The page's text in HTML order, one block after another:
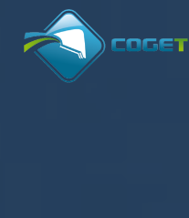
Panneau de gestion des cookies